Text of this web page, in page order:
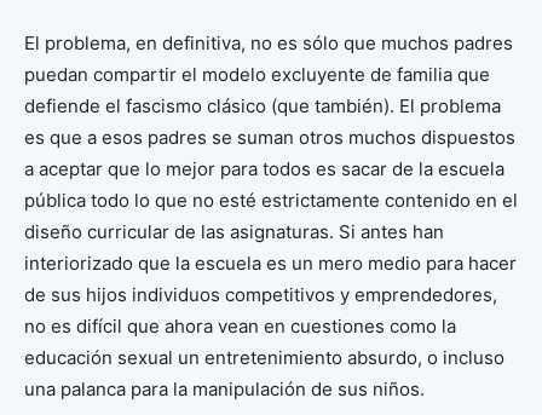
El problema, en definitiva, no es sólo que muchos padres
puedan compartir el modelo excluyente de familia que
defiende el fascismo clásico (que también). El problema
es que a esos padres se suman otros muchos dispuestos
a aceptar que lo mejor para todos es sacar de la escuela
pública todo lo que no esté estrictamente contenido en el
diseño curricular de las asignaturas. Si antes han
interiorizado que la escuela es un mero medio para hacer
de sus hijos individuos competitivos y emprendedores,
no es difícil que ahora vean en cuestiones como la
educación sexual un entretenimiento absurdo, o incluso
una palanca para la manipulación de sus niños.